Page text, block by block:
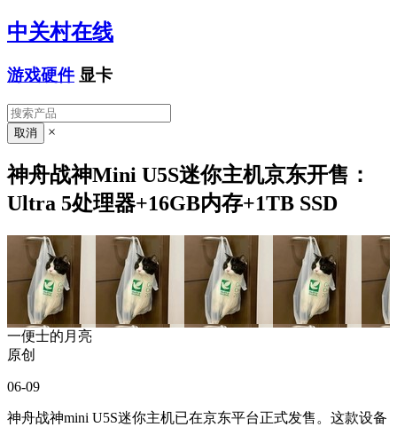
中关村在线
游戏硬件 显卡
×
神舟战神Mini U5S迷你主机京东开售：
Ultra 5处理器+16GB内存+1TB SSD
一便士的月亮
原创
06-09
神舟战神mini U5S迷你主机已在京东平台正式发售。这款设备